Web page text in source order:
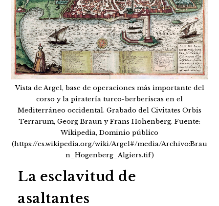
Armadas
Y
Fronteras
De
Málaga
Vista de Argel, base de operaciones más importante del
corso y la piratería turco-berberiscas en el
Mediterráneo occidental. Grabado del Civitates Orbis
Terrarum, Georg Braun y Frans Hohenberg. Fuente:
Wikipedia, Dominio público
(https://es.wikipedia.org/wiki/Argel#/media/Archivo:Brau
n_Hogenberg_Algiers.tif)
La esclavitud de
asaltantes